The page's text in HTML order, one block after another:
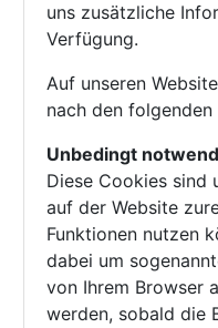
uns zusätzliche
Verfügung.
Auf unseren
nach den folgenden
Unbedingt
Diese Cookies sind
auf der Website
Funktionen nutzen
dabei um
von Ihrem Browser
werden, sobald die